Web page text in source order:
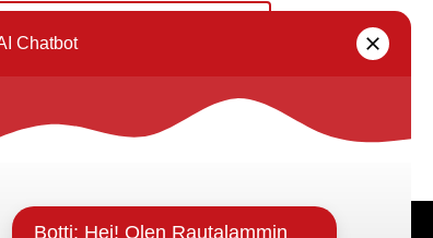
kirkkopyhä su 20.8.2023
tietojen oikeellisuudesta.